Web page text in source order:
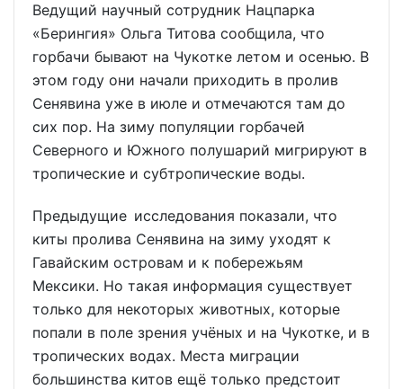
Ведущий научный сотрудник Нацпарка
«Берингия» Ольга Титова сообщила, что
горбачи бывают на Чукотке летом и осенью. В
этом году они начали приходить в пролив
Сенявина уже в июле и отмечаются там до
сих пор. На зиму популяции горбачей
Северного и Южного полушарий мигрируют в
тропические и субтропические воды.
Предыдущие исследования показали, что
киты пролива Сенявина на зиму уходят к
Гавайским островам и к побережьям
Мексики. Но такая информация существует
только для некоторых животных, которые
попали в поле зрения учёных и на Чукотке, и в
тропических водах. Места миграции
большинства китов ещё только предстоит